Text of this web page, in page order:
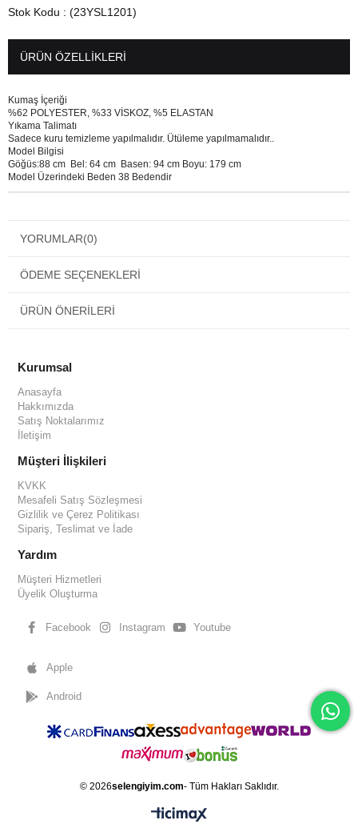
Stok Kodu (23YSL1201)
ÜRÜN ÖZELLIKLERI
Kumaş İçeriği
%62 POLYESTER, %33 VİSKOZ, %5 ELASTAN
Yıkama Talimatı
Sadece kuru temizleme yapılmalıdır. Ütüleme yapılmamalıdır..
Model Bilgisi
Göğüs:88 cm Bel: 64 cm Basen: 94 cm Boyu: 179 cm
Model Üzerindeki Beden 38 Bedendir
YORUMLAR(0)
ÖDEME SEÇENEKLERI
ÜRÜN ÖNERILERI
Kurumsal
Anasayfa
Hakkımızda
Satış Noktalarımız
İletişim
Müşteri İlişkileri
KVKK
Mesafeli Satış Sözleşmesi
Gizlilik ve Çerez Politikası
Sipariş, Teslimat ve İade
Yardım
Müşteri Hizmetleri
Üyelik Oluşturma
Facebook Instagram Youtube
Apple
Android
© 2026selengiyim.com- Tüm Hakları Saklıdır.